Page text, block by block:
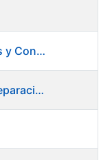
Oficial 1ª Máquinas Herramientas y Control Numérico
Ayudante de la Instalación de Preparación de Pastas